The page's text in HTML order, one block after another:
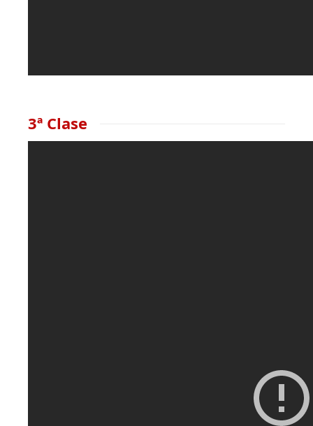
3ª Clase